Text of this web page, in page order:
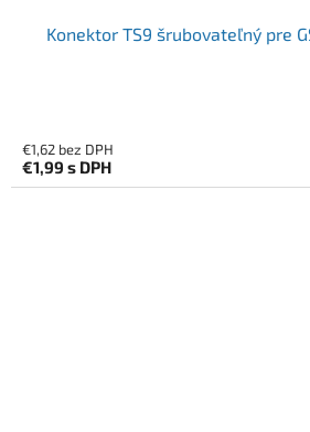
Konektor TS9 šrubovateľný pre
€1,62 bez DPH
€1,99 s DPH